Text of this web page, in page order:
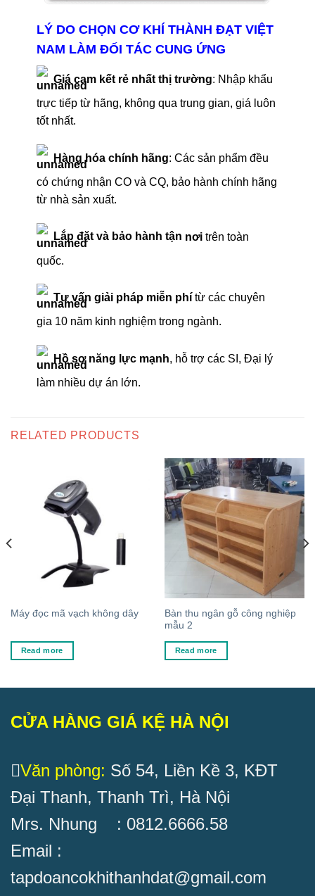
LÝ DO CHỌN CƠ KHÍ THÀNH ĐẠT VIỆT
NAM LÀM ĐỐI TÁC CUNG ỨNG
Giá cam kết rẻ nhất thị trường: Nhập khẩu
trực tiếp từ hãng, không qua trung gian, giá luôn
tốt nhất.
Hàng hóa chính hãng: Các sản phẩm đều
có chứng nhận CO và CQ, bảo hành chính hãng
từ nhà sản xuất.
Lắp đặt và bảo hành tận nơitrên toàn
quốc.
Tư vấn giải pháp miễn phítừ các chuyên
gia 10 năm kinh nghiệm trong ngành.
Hồ sơ năng lực mạnh, hỗ trợ các SI, Đại lý
làm nhiều dự án lớn.
RELATED PRODUCTS
Máy đọc mã vạch không dây
Read more
Bàn thu ngân gỗ công nghiệp
mẫu 2
Read more
CỬA HÀNG GIÁ KỆ HÀ NỘI
Văn phòng: Số 54, Liền Kề 3, KĐT
Đại Thanh, Thanh Trì, Hà Nội
Mrs. Nhung : 0812.6666.58
Email :
tapdoancokhithanhdat@gmail.com